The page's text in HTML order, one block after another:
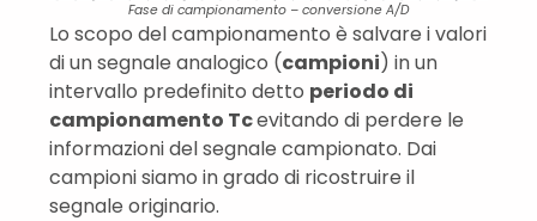
Fase di campionamento – conversione A/D
Lo scopo del campionamento è salvare i valori
di un segnale analogico (campioni) in un
intervallo predefinito detto periodo di
campionamento Tcevitando di perdere le
informazioni del segnale campionato. Dai
campioni siamo in grado di ricostruire il
segnale originario.